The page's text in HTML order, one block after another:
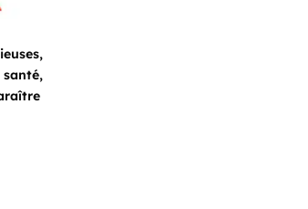
santé,